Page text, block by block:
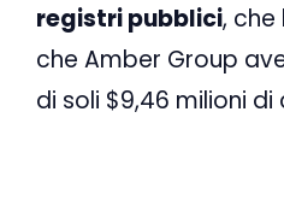
registri pubblici,
che Amber Group
di soli $9,46 milioni di